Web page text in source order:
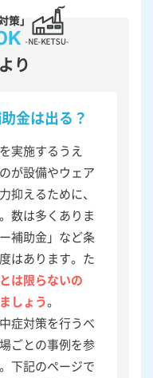
り
金は出る？
実施するうえ
が設備やウェア
抑えるために、
数は多くありま
補助金」など条
はあります。た
は限らないの
しょう。
症対策を行うべ
ごとの事例を参
下記のページで